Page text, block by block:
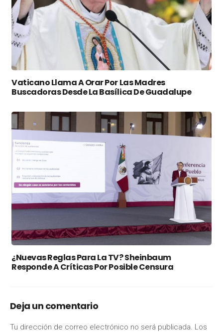
Vaticano Llama A Orar Por Las Madres
Buscadoras Desde La Basílica De Guadalupe
¿Nuevas Reglas Para La TV? Sheinbaum
Responde A Críticas Por Posible Censura
Deja un comentario
Tu dirección de correo electrónico no será publicada. Los